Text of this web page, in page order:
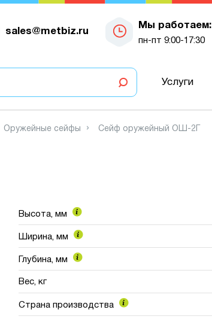
sales@metbiz.ru
Мы работаем:
пн-пт 9:00-17:30
Услуги
Оружейные сейфы Сейф оружейный ОШ-2Г
Высота, мм
Ширина, мм
Глубина, мм
Вес, кг
Страна производства